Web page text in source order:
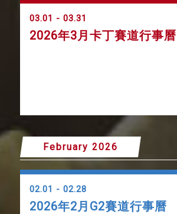
03.01 - 03.31
2026年3月卡丁賽道行事曆
February 2026
02.01 - 02.28
2026年2月G2賽道行事曆